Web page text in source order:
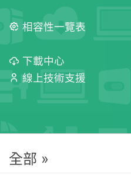
相容性一覽表
下載中心
線上技術支援
全部 »